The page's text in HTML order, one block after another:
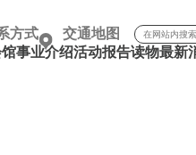
方式 交通地图 搜索：
事业介绍活动报告读物最新